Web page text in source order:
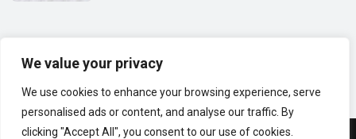
We value your privacy
We use cookies to enhance your browsing experience, serve
personalised ads or content, and analyse our traffic. By
clicking "Accept All", you consent to our use of cookies.
Karena ini adalah situs web kencan dan obrolan video acak yang
dimaksudkan untuk menghubungkan orang-orang dari seluruh dunia.